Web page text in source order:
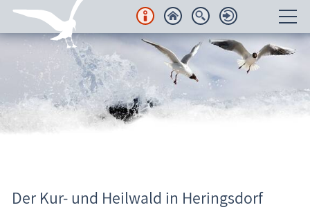
Unterkünfte
Regionales
Urlaubsorte
Freizeit
Aktuelles
Der Kur- und Heilwald in Heringsdorf